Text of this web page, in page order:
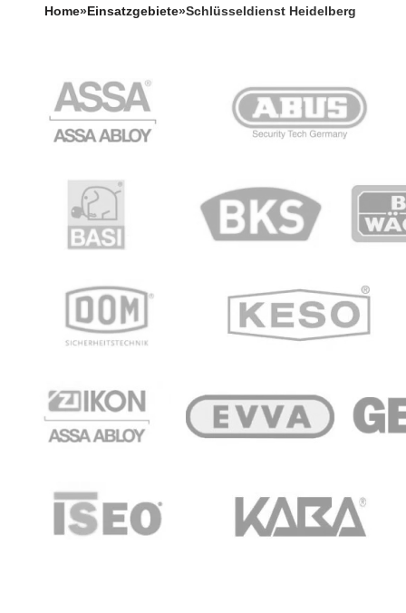
Home» Einsatzgebiete»Schlüsseldienst Heidelberg